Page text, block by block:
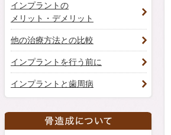
インプラントの
メリット・デメリット
他の治療方法との比較
インプラントを行う前に
インプラントと歯周病